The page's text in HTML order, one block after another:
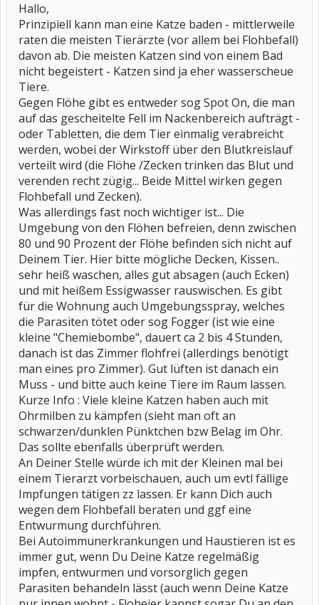
Hallo,
Prinzipiell kann man eine Katze baden - mittlerweile
raten die meisten Tierärzte (vor allem bei Flohbefall)
davon ab. Die meisten Katzen sind von einem Bad
nicht begeistert - Katzen sind ja eher wasserscheue
Tiere.
Gegen Flöhe gibt es entweder sog Spot On, die man
auf das gescheitelte Fell im Nackenbereich aufträgt -
oder Tabletten, die dem Tier einmalig verabreicht
werden, wobei der Wirkstoff über den Blutkreislauf
verteilt wird (die Flöhe /Zecken trinken das Blut und
verenden recht zügig... Beide Mittel wirken gegen
Flohbefall und Zecken).
Was allerdings fast noch wichtiger ist... Die
Umgebung von den Flöhen befreien, denn zwischen
80 und 90 Prozent der Flöhe befinden sich nicht auf
Deinem Tier. Hier bitte mögliche Decken, Kissen..
sehr heiß waschen, alles gut absagen (auch Ecken)
und mit heißem Essigwasser rauswischen. Es gibt
für die Wohnung auch Umgebungsspray, welches
die Parasiten tötet oder sog Fogger (ist wie eine
kleine "Chemiebombe", dauert ca 2 bis 4 Stunden,
danach ist das Zimmer flohfrei (allerdings benötigt
man eines pro Zimmer). Gut lüften ist danach ein
Muss - und bitte auch keine Tiere im Raum lassen.
Kurze Info : Viele kleine Katzen haben auch mit
Ohrmilben zu kämpfen (sieht man oft an
schwarzen/dunklen Pünktchen bzw Belag im Ohr.
Das sollte ebenfalls überprüft werden.
An Deiner Stelle würde ich mit der Kleinen mal bei
einem Tierarzt vorbeischauen, auch um evtl fällige
Impfungen tätigen zz lassen. Er kann Dich auch
wegen dem Flohbefall beraten und ggf eine
Entwurmung durchführen.
Bei Autoimmunerkrankungen und Haustieren ist es
immer gut, wenn Du Deine Katze regelmäßig
impfen, entwurmen und vorsorglich gegen
Parasiten behandeln lässt (auch wenn Deine Katze